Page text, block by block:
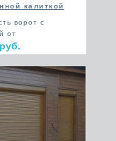
калиткой
ворот с
от